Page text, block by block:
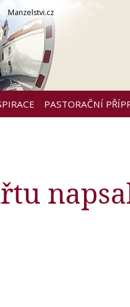
Manzelstvi.cz
PASTORAČNÍ